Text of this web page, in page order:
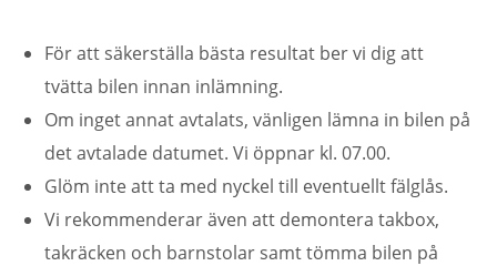
För att säkerställa bästa resultat ber vi dig att
tvätta bilen innan inlämning.
Om inget annat avtalats, vänligen lämna in bilen på
det avtalade datumet. Vi öppnar kl. 07.00.
Glöm inte att ta med nyckel till eventuellt fälglås.
Vi rekommenderar även att demontera takbox,
takräcken och barnstolar samt tömma bilen på